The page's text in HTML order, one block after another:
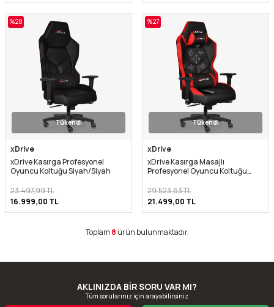
%28
Tükendi
xDrive
xDrive Kasırga Profesyonel
Oyuncu Koltuğu Siyah/Siyah
23.497,99TL
16.999,00 TL
%27
Tükendi
xDrive
xDrive Kasırga Masajlı
Profesyonel Oyuncu Koltuğu
29.523,63TL
21.499,00 TL
Toplam 8 ürün bulunmaktadır.
AKLINIZDA BİR SORU VAR MI?
Tüm sorularınız için arayabilirsiniz